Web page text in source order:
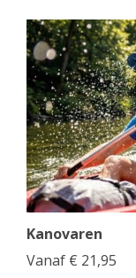
Kanovaren
Vanaf € 21,95